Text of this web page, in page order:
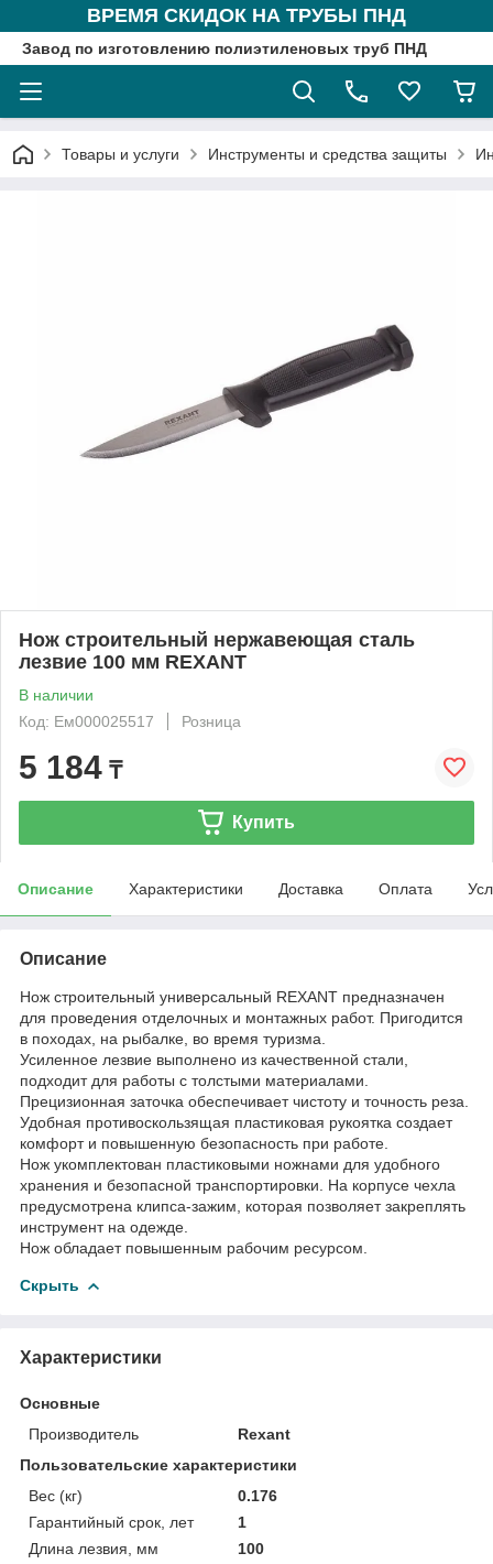
ВРЕМЯ СКИДОК НА ТРУБЫ ПНД
Завод по изготовлению полиэтиленовых труб ПНД
Товары и услуги Инструменты и средства защиты
Нож строительный нержавеющая сталь
лезвие 100 мм REXANT
В наличии
Код: Ем000025517
Розница
5 184 ₸
Купить
Описание Характеристики Доставка Оплата
Описание
Нож строительный универсальный REXANT предназначен
для проведения отделочных и монтажных работ. Пригодится
в походах, на рыбалке, во время туризма.
Усиленное лезвие выполнено из качественной стали,
подходит для работы с толстыми материалами.
Прецизионная заточка обеспечивает чистоту и точность реза.
Удобная противоскользящая пластиковая рукоятка создает
комфорт и повышенную безопасность при работе.
Нож укомплектован пластиковыми ножнами для удобного
хранения и безопасной транспортировки. На корпусе чехла
предусмотрена клипса-зажим, которая позволяет закреплять
инструмент на одежде.
Нож обладает повышенным рабочим ресурсом.
Скрыть
Характеристики
Основные
Производитель
Rexant
Пользовательские характеристики
Вес (кг)
0.176
Гарантийный срок, лет
1
Длина лезвия, мм
100